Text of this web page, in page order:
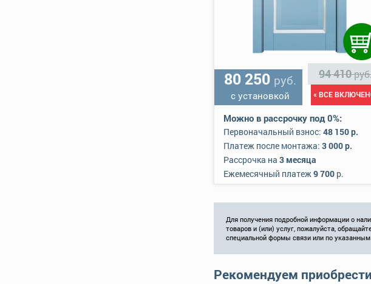
80 250 руб.
с установкой
94 410
« ВСЕ
Можно в рассрочку под 0%:
Первоначальный взнос: 48 150 р.
Платеж после монтажа: 3 000 р.
Рассрочка на 3 месяца
Ежемесячный платеж9 700 р.
Для получения подробной информации о
товаров и (или) услуг, пожалуйста,
специальной формы связи или по
Рекомендуем приобрести